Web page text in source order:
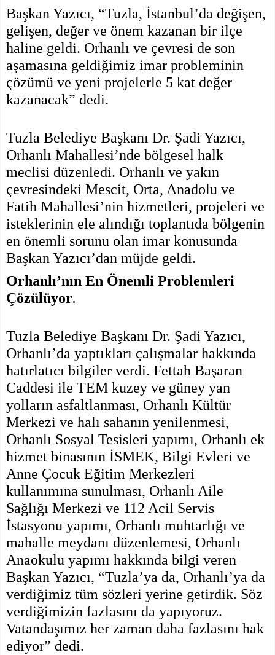
Başkan Yazıcı, “Tuzla, İstanbul’da değişen,
gelişen, değer ve önem kazanan bir ilçe
haline geldi. Orhanlı ve çevresi de son
aşamasına geldiğimiz imar probleminin
çözümü ve yeni projelerle 5 kat değer
kazanacak” dedi.
Tuzla Belediye Başkanı Dr. Şadi Yazıcı,
Orhanlı Mahallesi’nde bölgesel halk
meclisi düzenledi. Orhanlı ve yakın
çevresindeki Mescit, Orta, Anadolu ve
Fatih Mahallesi’nin hizmetleri, projeleri ve
isteklerinin ele alındığı toplantıda bölgenin
en önemli sorunu olan imar konusunda
Başkan Yazıcı’dan müjde geldi.
Orhanlı’nın En Önemli Problemleri
Çözülüyor.
Tuzla Belediye Başkanı Dr. Şadi Yazıcı,
Orhanlı’da yaptıkları çalışmalar hakkında
hatırlatıcı bilgiler verdi. Fettah Başaran
Caddesi ile TEM kuzey ve güney yan
yolların asfaltlanması, Orhanlı Kültür
Merkezi ve halı sahanın yenilenmesi,
Orhanlı Sosyal Tesisleri yapımı, Orhanlı ek
hizmet binasının İSMEK, Bilgi Evleri ve
Anne Çocuk Eğitim Merkezleri
kullanımına sunulması, Orhanlı Aile
Sağlığı Merkezi ve 112 Acil Servis
İstasyonu yapımı, Orhanlı muhtarlığı ve
mahalle meydanı düzenlemesi, Orhanlı
Anaokulu yapımı hakkında bilgi veren
Başkan Yazıcı, “Tuzla’ya da, Orhanlı’ya da
verdiğimiz tüm sözleri yerine getirdik. Söz
verdiğimizin fazlasını da yapıyoruz.
Vatandaşımız her zaman daha fazlasını hak
ediyor” dedi.